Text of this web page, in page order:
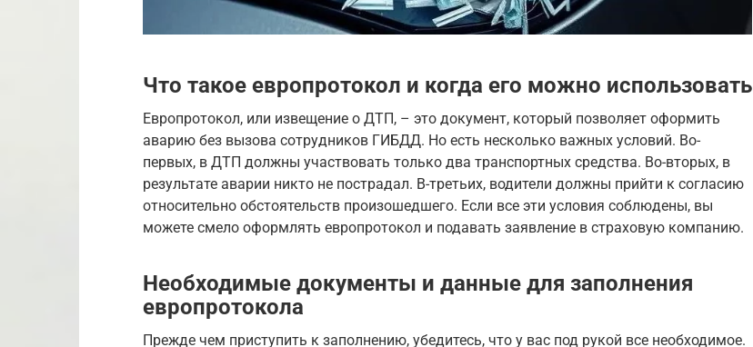
Что такое европротокол и когда его можно использовать
Европротокол, или извещение о ДТП, – это документ, который позволяет оформить
аварию без вызова сотрудников ГИБДД. Но есть несколько важных условий. Во-
первых, в ДТП должны участвовать только два транспортных средства. Во-вторых, в
результате аварии никто не пострадал. В-третьих, водители должны прийти к согласию
относительно обстоятельств произошедшего. Если все эти условия соблюдены, вы
можете смело оформлять европротокол и подавать заявление в страховую компанию.
Необходимые документы и данные для заполнения
европротокола
Прежде чем приступить к заполнению, убедитесь, что у вас под рукой все необходимое.